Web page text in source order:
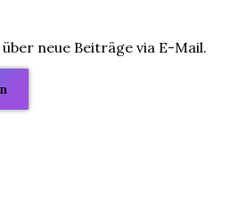
neue Beiträge via E-Mail.